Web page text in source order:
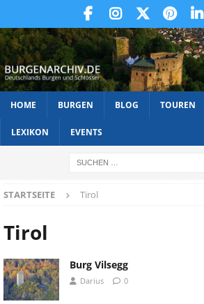
HOME BURGEN BLOG TOUREN
LEXIKON EVENTS
STARTSEITE Tirol
Tirol
Burg Vilsegg
Darius 0